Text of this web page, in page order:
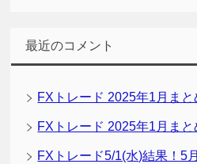
最近のコメント
FXトレード 2025年1月まと
FXトレード 2025年1月まと
FXトレード5/1(水)結果！5